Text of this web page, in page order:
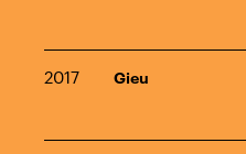
2017 Gieu